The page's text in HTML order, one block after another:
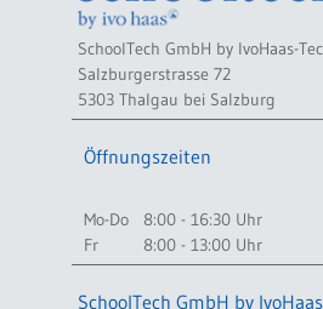
SchoolTech GmbH by IvoHaas-
Salzburgerstrasse 72
5303 Thalgau bei Salzburg
Öffnungszeiten
Mo-Do
8:00 - 16:30 Uhr
Fr
8:00 - 13:00 Uhr
SchoolTech GmbH by